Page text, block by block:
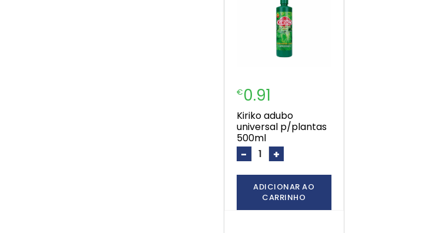
€0.91
kiriko adubo
universal p/plantas
500ml
- +
ADICIONAR AO
CARRINHO